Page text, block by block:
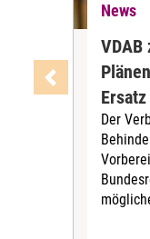
News
Der